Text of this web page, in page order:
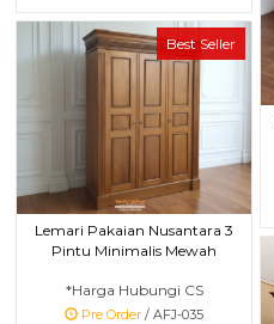
Best Seller
Lemari Pakaian Nusantara 3
Pintu Minimalis Mewah
*Harga Hubungi CS
Pre Order / AFJ-035